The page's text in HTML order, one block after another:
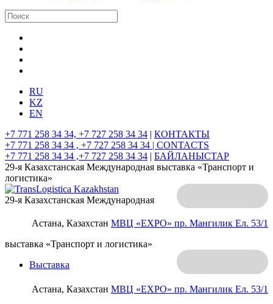
RU
KZ
EN
+7 771 258 34 34, +7 727 258 34 34 | КОНТАКТЫ
+7 771 258 34 34 , +7 727 258 34 34 | CONTACTS
+7 771 258 34 34 ,+7 727 258 34 34 | БАЙЛАНЫСТАР
29-я Казахстанская Международная выставка «Транспорт и
логистика»
Астана, Казахстан МВЦ «EXPO» пр. Мангилик Ел. 53/1
29-я Казахстанская Международная
выставка «Транспорт и логистика»
Астана, Казахстан МВЦ «EXPO» пр. Мангилик Ел. 53/1
Выставка